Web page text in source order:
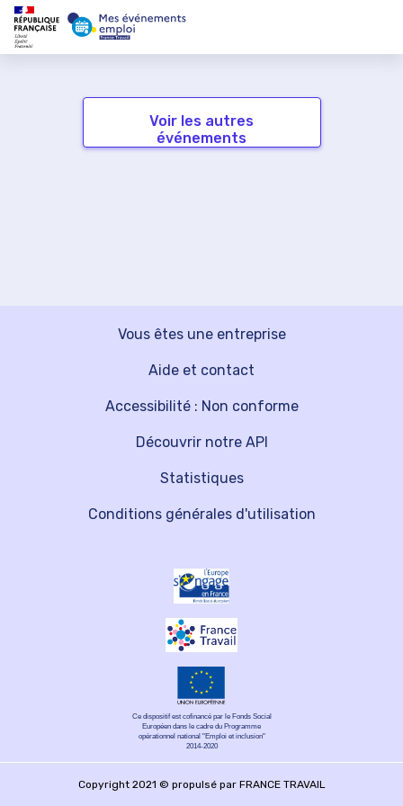
Voir les autres
événements
Vous êtes une entreprise
Découvrir notre API
Aide et contact
Statistiques
Accessibilité : Non conforme
Conditions générales d'utilisation
Ce dispositif est cofinancé par le Fonds Social
Européen dans le cadre du Programme
opérationnel national "Emploi et inclusion"
2014-2020
Copyright 2021 © propulsé par FRANCE TRAVAIL